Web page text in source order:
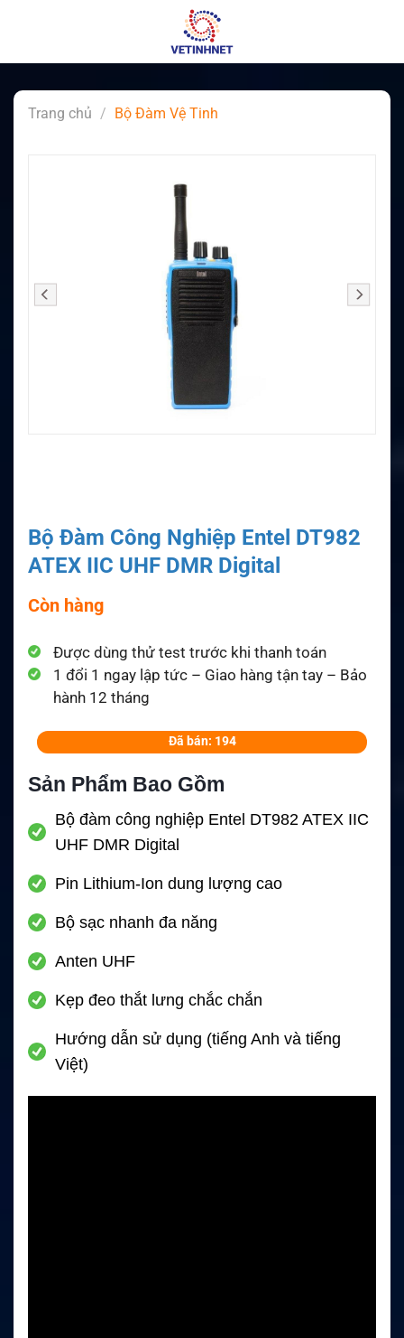
Trang chủ / Bộ Đàm Vệ Tinh
Bộ Đàm Công Nghiệp Entel DT982
ATEX IIC UHF DMR Digital
Còn hàng
Được dùng thử test trước khi thanh toán
1 đổi 1 ngay lập tức – Giao hàng tận tay – Bảo
hành 12 tháng
Đã bán: 194
Sản Phẩm Bao Gồm
Bộ đàm công nghiệp Entel DT982 ATEX IIC
UHF DMR Digital
Pin Lithium-Ion dung lượng cao
Bộ sạc nhanh đa năng
Anten UHF
Kẹp đeo thắt lưng chắc chắn
Hướng dẫn sử dụng (tiếng Anh và tiếng
Việt)